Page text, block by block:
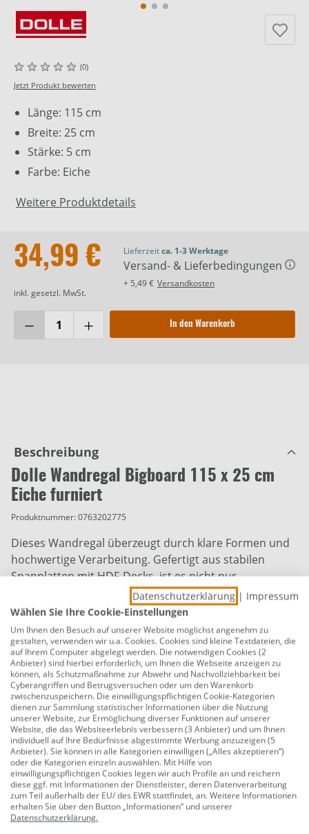
(0)
Jetzt Produkt bewerten
Länge: 115 cm
Breite: 25 cm
Stärke: 5 cm
Farbe: Eiche
Weitere Produktdetails
34,99 €
inkl. gesetzl. MwSt.
Lieferzeitca. 1-3 Werktage
Versand- & Lieferbedingungen
+ 5,49 € Versandkosten
In den Warenkorb
Beschreibung
Dolle Wandregal Bigboard 115 x 25 cm
Eiche furniert
Produktnummer:0763202775
Dieses Wandregal überzeugt durch klare Formen und
hochwertige Verarbeitung. Gefertigt aus stabilen
Spanplatten mit HDF-Decks, ist es nicht nur
pflegeleicht, sondern auch langlebig. Zwei verdeckt
eingelassene Stahltablare sorgen für sicheren Halt –
ganz ohne sichtbare Halterungen. Ideal, um stilvolle
Akzente an jeder Wand zu setzen.
Länge: 115 cm
Breite: 25 cm
Stärke: 5 cm
Farbe: Eiche
Material: Spanplatte
Oberfläche: furniert
Inkl. Halterung
Datenschutzerklärung | Impressum
Wählen Sie Ihre Cookie-Einstellungen
Um Ihnen den Besuch auf unserer Website möglichst angenehm zu
gestalten, verwenden wir u.a. Cookies. Cookies sind kleine Textdateien, die
auf Ihrem Computer abgelegt werden. Die notwendigen Cookies (2
Anbieter) sind hierbei erforderlich, um Ihnen die Webseite anzeigen zu
können, als Schutzmaßnahme zur Abwehr und Nachvollziehbarkeit bei
Cyberangriffen und Betrugsversuchen oder um den Warenkorb
zwischenzuspeichern. Die einwilligungspflichtigen Cookie-Kategorien
dienen zur Sammlung statistischer Informationen über die Nutzung
unserer Website, zur Ermöglichung diverser Funktionen auf unserer
Website, die das Websiteerlebnis verbessern (3 Anbieter) und um Ihnen
individuell auf Ihre Bedürfnisse abgestimmte Werbung anzuzeigen (5
Anbieter). Sie können in alle Kategorien einwilligen („Alles akzeptieren“)
oder die Kategorien einzeln auswählen. Mit Hilfe von
einwilligungspflichtigen Cookies legen wir auch Profile an und reichern
diese ggf. mit Informationen der Dienstleister, deren Datenverarbeitung
zum Teil außerhalb der EU/ des EWR stattfindet, an. Weitere Informationen
erhalten Sie über den Button „Informationen“ und unserer
Datenschutzerklärung.